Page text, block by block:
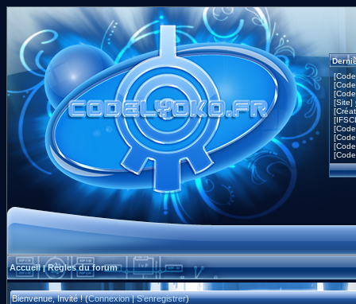
[Site]
Accueil|Règles du forum
Bienvenue, Invité ! (Connexion|S'enregistrer)